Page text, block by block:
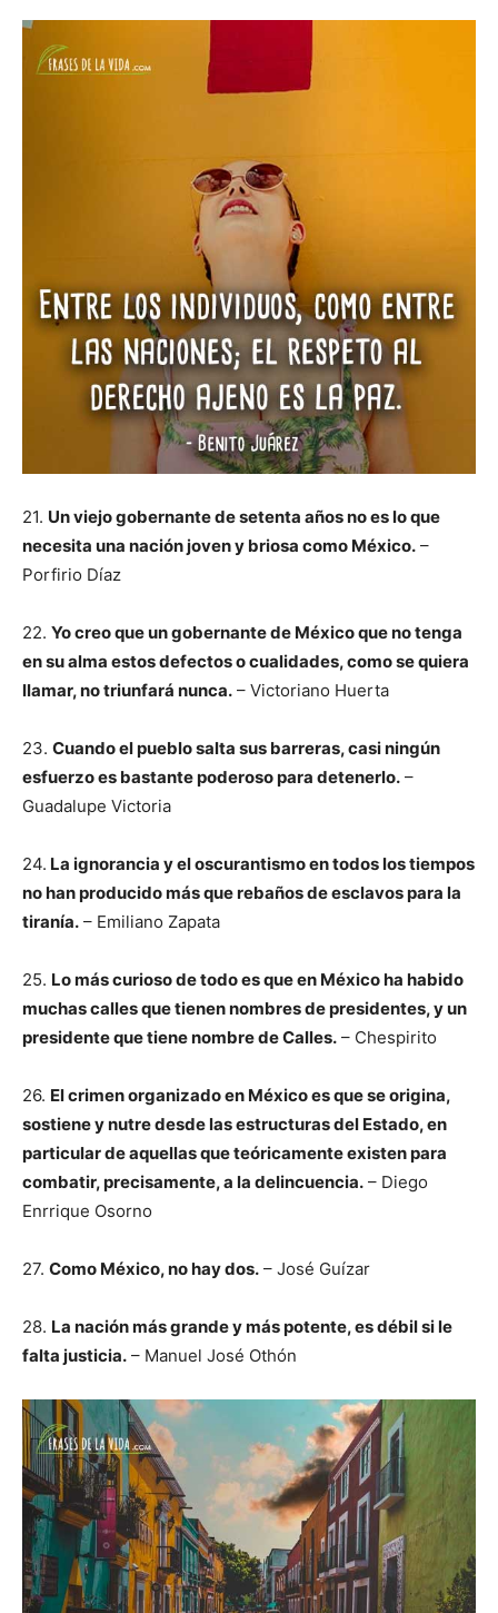
21. Un viejo gobernante de setenta años no es lo que
necesita una nación joven y briosa como México. –
Porfirio Díaz
22. Yo creo que un gobernante de México que no tenga
en su alma estos defectos o cualidades, como se quiera
llamar, no triunfará nunca. – Victoriano Huerta
23. Cuando el pueblo salta sus barreras, casi ningún
esfuerzo es bastante poderoso para detenerlo. –
Guadalupe Victoria
24. La ignorancia y el oscurantismo en todos los tiempos
no han producido más que rebaños de esclavos para la
tiranía. – Emiliano Zapata
25. Lo más curioso de todo es que en México ha habido
muchas calles que tienen nombres de presidentes, y un
presidente que tiene nombre de Calles. – Chespirito
26. El crimen organizado en México es que se origina,
sostiene y nutre desde las estructuras del Estado, en
particular de aquellas que teóricamente existen para
combatir, precisamente, a la delincuencia. – Diego
Enrrique Osorno
27. Como México, no hay dos. – José Guízar
28. La nación más grande y más potente, es débil si le
falta justicia. – Manuel José Othón